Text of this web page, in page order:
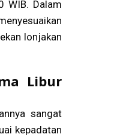
WIB. Dalam
lonjakan
Libur
sangat
kepadatan